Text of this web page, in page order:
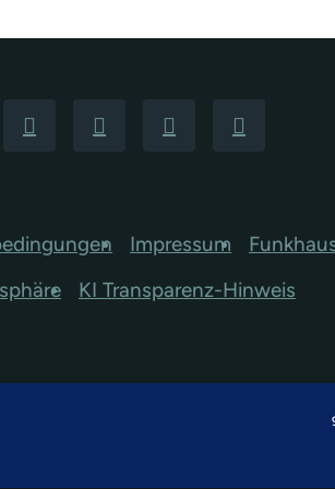
Impressum
KI Transparenz-Hinweis